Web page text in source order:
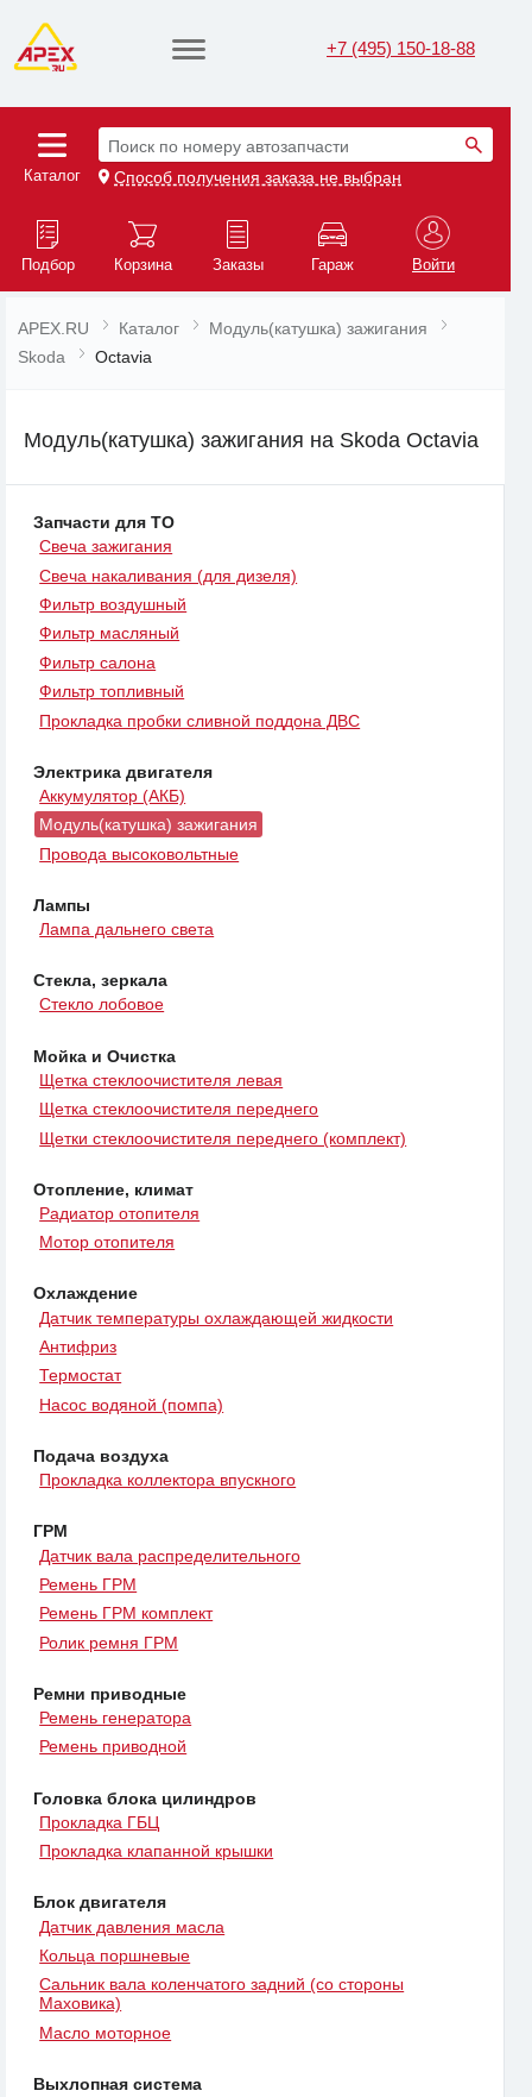
+7 (495) 150-18-88
Каталог
Поиск по номеру автозапчасти
Способ получения заказа не выбран
Подбор Корзина Заказы Гараж Войти
APEX.RU Каталог
Модуль(катушка) зажигания
Skoda
Octavia
Модуль(катушка) зажигания на Skoda Octavia
Запчасти для ТО
Свеча зажигания
Свеча накаливания (для дизеля)
Фильтр воздушный
Фильтр масляный
Фильтр салона
Фильтр топливный
Прокладка пробки сливной поддона ДВС
Электрика двигателя
Аккумулятор (АКБ)
Модуль(катушка) зажигания
Провода высоковольтные
Лампы
Лампа дальнего света
Стекла, зеркала
Стекло лобовое
Мойка и Очистка
Щетка стеклоочистителя левая
Щетка стеклоочистителя переднего
Щетки стеклоочистителя переднего (комплект)
Отопление, климат
Радиатор отопителя
Мотор отопителя
Охлаждение
Датчик температуры охлаждающей жидкости
Антифриз
Термостат
Насос водяной (помпа)
Подача воздуха
Прокладка коллектора впускного
ГРМ
Датчик вала распределительного
Ремень ГРМ
Ремень ГРМ комплект
Ролик ремня ГРМ
Ремни приводные
Ремень генератора
Ремень приводной
Головка блока цилиндров
Прокладка ГБЦ
Прокладка клапанной крышки
Блок двигателя
Датчик давления масла
Кольца поршневые
Сальник вала коленчатого задний (со стороны
Маховика)
Масло моторное
Выхлопная система